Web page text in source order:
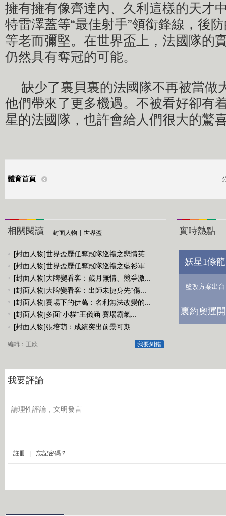
擁有擁有像齊達內、久利這樣的天才
特雷澤蓋等“最佳射手”領銜鋒線，後
等老而彌堅。在世界盃上，法國隊的
仍然具有奪冠的可能。
缺少了裏貝裏的法國隊不再被當做
他們帶來了更多機遇。不被看好卻有
星的法國隊，也許會給人們很大的驚
體育首頁
相關閱讀 封面人物 世界盃
[封面人物]世界盃歷任奪冠隊巡禮之悲情英...
[封面人物]世界盃歷任奪冠隊巡禮之藍衫軍...
[封面人物]大牌變看客：歲月無情、競爭激...
[封面人物]大牌變看客：出師未捷身先“傷...
[封面人物]賽場下的伊萬：名利無法改變的...
[封面人物]多面“小貓”王儀涵 賽場霸氣...
[封面人物]張培萌：成績突出前景可期
我要糾錯
編輯：王欣
實時熱點
妖星1條
籃改方案出台
裏約奧運